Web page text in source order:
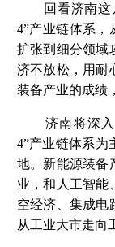
回看济南这几
4”产业链体系，
扩张到细分领
济不放松，用耐
装备产业的成绩
济南将深入
4”产业链体系为
地。新能源装备
业，和人工智能
空经济、集成电
从工业大市走向